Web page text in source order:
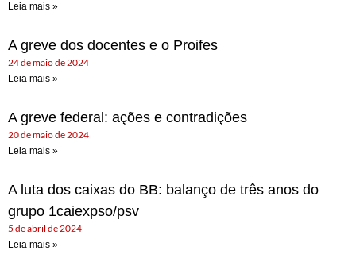
Leia mais »
A greve dos docentes e o Proifes
24 de maio de 2024
Leia mais »
A greve federal: ações e contradições
20 de maio de 2024
Leia mais »
A luta dos caixas do BB: balanço de três anos do
grupo 1caiexpso/psv
5 de abril de 2024
Leia mais »